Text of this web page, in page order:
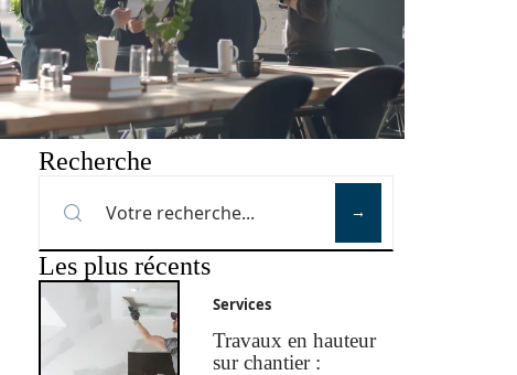
Recherche
Les plus récents
Services
Travaux en hauteur
sur chantier :